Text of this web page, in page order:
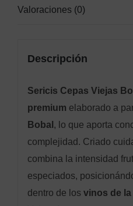
Valoraciones (0)
Descripción
Sericis Cepas Viejas
premium elaborado a
Bobal , lo que aporta
complejidad. Criado
combina la intensidad
especiados,
dentro de los vinos de la